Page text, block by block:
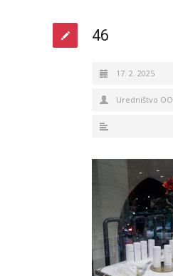
46
17. 2. 2025
Uredništvo